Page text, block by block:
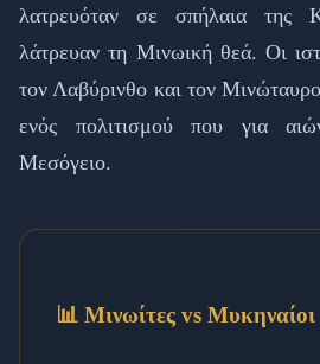
λατρευόταν σε σπήλαια της
λάτρευαν τη Μινωική θεά. Οι
τον Λαβύρινθο και τον
ενός πολιτισμού που για
Μεσόγειο.
📊 Μινωίτες vs Μυκηναίοι